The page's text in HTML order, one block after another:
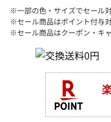
※一部の色・サイズでセール
※セール商品はポイント付与
※セール商品はクーポン・キ